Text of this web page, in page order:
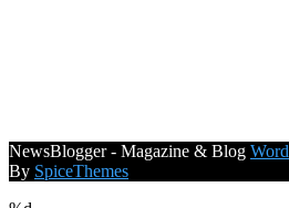
NewsBlogger - Magazine & Blog
BySpiceThemes